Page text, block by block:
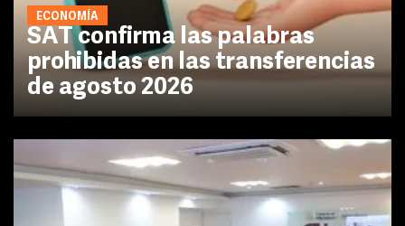
ECONOMÍA
SAT confirma las palabras
prohibidas en las transferencias
de agosto 2026